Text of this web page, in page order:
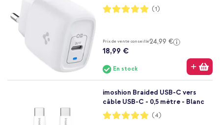
Notation:
100%
(1)
Prix de vente conseillé24,99 €
18,99 €
En stock
imoshion Braided USB-C vers
câble USB-C - 0,5 mètre - Blanc
Notation:
100%
(4)